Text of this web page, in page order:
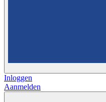
Inloggen
Aanmelden